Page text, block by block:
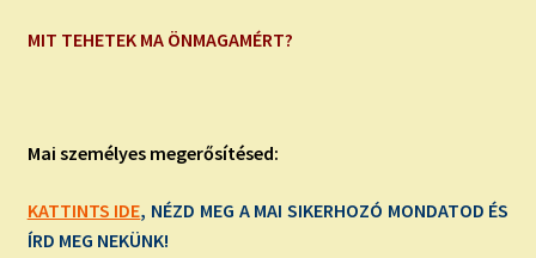
MIT TEHETEK MA ÖNMAGAMÉRT?
Mai személyes megerősítésed:
KATTINTS IDE, NÉZD MEG A MAI SIKERHOZÓ MONDATOD ÉS
ÍRD MEG NEKÜNK!